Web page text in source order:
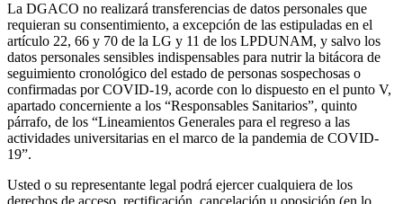
La DGACO no realizará transferencias de datos personales que
requieran su consentimiento, a excepción de las estipuladas en el
artículo 22, 66 y 70 de la LG y 11 de los LPDUNAM, y salvo los
datos personales sensibles indispensables para nutrir la bitácora de
seguimiento cronológico del estado de personas sospechosas o
confirmadas por COVID-19, acorde con lo dispuesto en el punto V,
apartado concerniente a los “Responsables Sanitarios”, quinto
párrafo, de los “Lineamientos Generales para el regreso a las
actividades universitarias en el marco de la pandemia de COVID-
19”.
Usted o su representante legal podrá ejercer cualquiera de los